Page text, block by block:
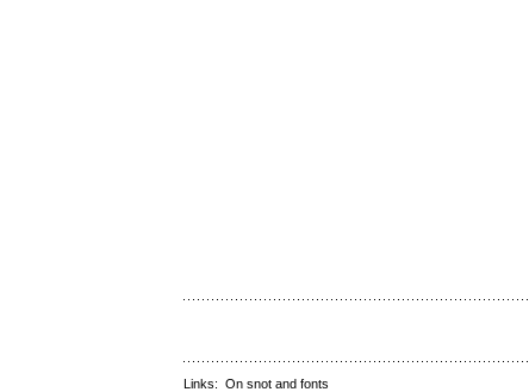
Links: On snot and fonts